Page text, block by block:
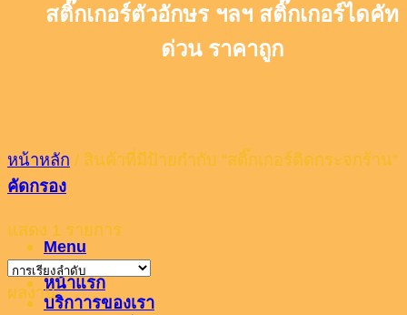
สติ๊กเกอร์ตัวอักษร ฯลฯ สติ๊กเกอร์ไดคัท
ด่วน ราคาถูก
Menu
หน้าแรก
บริกาารของเรา
หน้าหลัก / สินค้าที่มีป้ายกำกับ “สติ๊กเกอร์ติดกระจกร้าน”
คัดกรอง
แสดง 1 รายการ
ผลงาน